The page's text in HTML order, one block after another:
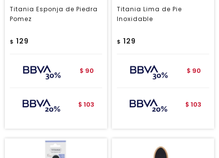
Titania Esponja de Piedra
Pomez
$ 129
$ 90
$ 103
Titania Lima de Pie
Inoxidable
$ 129
$ 90
$ 103